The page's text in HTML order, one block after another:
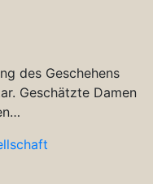
des Geschehens
Geschätzte Damen